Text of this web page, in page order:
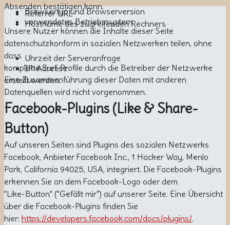
Browsertyp und Browserversion
verwendetes Betriebssystem
Uhrzeit der Serveranfrage
IP-Adresse
Eine Zusammenführung dieser Daten mit anderen
Datenquellen wird nicht vorgenommen.
Referrer URL
Hostname des zugreifenden Rechners
Absenden bestätigen kann.
Unsere Nutzer können die Inhalte dieser Seite
datenschutzkonform in sozialen Netzwerken teilen, ohne
dass
komplette Surf-Profile durch die Betreiber der Netzwerke
erstellt werden.
Facebook-Plugins (Like & Share-
Button)
Auf unseren Seiten sind Plugins des sozialen Netzwerks
Facebook, Anbieter Facebook Inc., 1 Hacker Way, Menlo
Park, California 94025, USA, integriert. Die Facebook-Plugins
erkennen Sie an dem Facebook-Logo oder dem
"Like-Button" ("Gefällt mir") auf unserer Seite. Eine Übersicht
über die Facebook-Plugins finden Sie
hier: https://developers.facebook.com/docs/plugins/.